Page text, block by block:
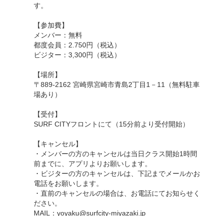
す。
【参加費】
メンバー：無料
都度会員：2.750円（税込）
ビジター：3,300円（税込）
【場所】
〒889-2162 宮崎県宮崎市青島2丁目1－11（無料駐車
場あり）
【受付】
SURF CITYフロントにて（15分前より受付開始）
【キャンセル】
・メンバーの方のキャンセルは当日クラス開始1時間
前までに、アプリよりお願いします。
・ビジターの方のキャンセルは、下記までメールかお
電話をお願いします。
・直前のキャンセルの場合は、お電話にてお知らせく
ださい。
MAIL：yoyaku@surfcity-miyazaki.jp